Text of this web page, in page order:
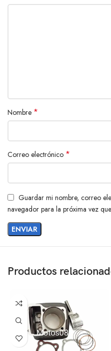
Nombre *
Correo electrónico *
Guardar mi nombre, correo
navegador para la próxima vez
Productos